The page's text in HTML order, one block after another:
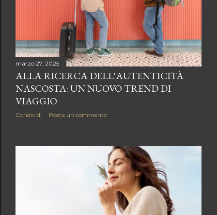
marzo 27, 2025
ALLA RICERCA DELL'AUTENTICITÀ
NASCOSTA: UN NUOVO TREND DI
VIAGGIO
Condividi Posta un commento